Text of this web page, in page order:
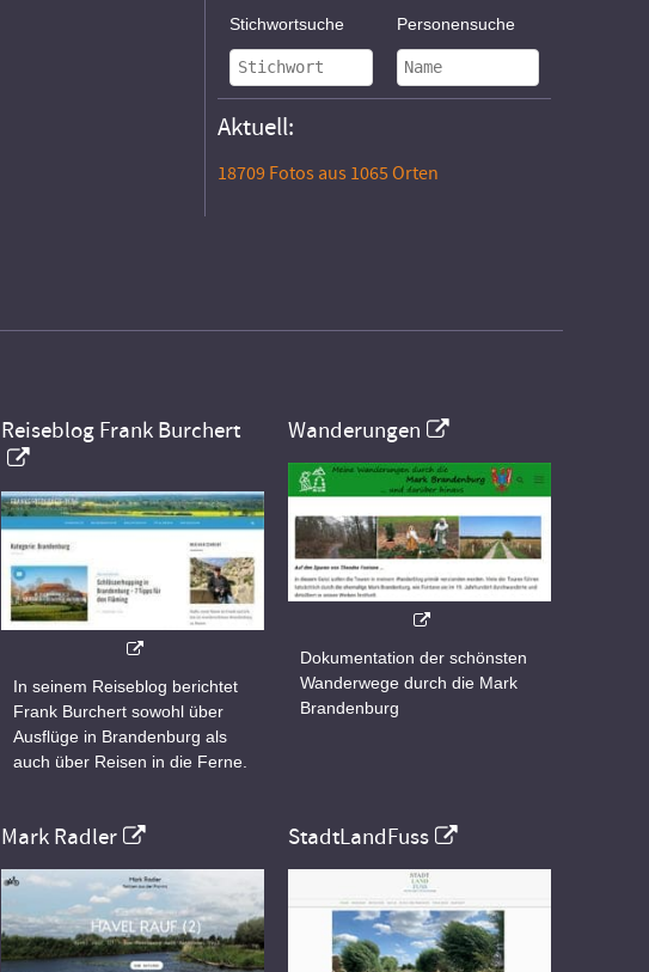
Stichwortsuche Personensuche
Aktuell:
18709 Fotos aus 1065 Orten
Reiseblog Frank Burchert
In seinem Reiseblog berichtet
Frank Burchert sowohl über
Ausflüge in Brandenburg als
auch über Reisen in die Ferne.
Wanderungen
Dokumentation der schönsten
Wanderwege durch die Mark
Brandenburg
Mark Radler StadtLandFuss